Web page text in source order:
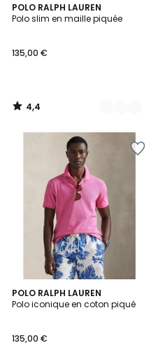
POLO RALPH LAUREN
Polo slim en maille piquée
135,00 €
4,4
/ 5
5
Couleurs
4,4
/
POLO RALPH LAUREN
Polo iconique en coton piqué
135,00 €
4,2
/ 5
5
Couleurs